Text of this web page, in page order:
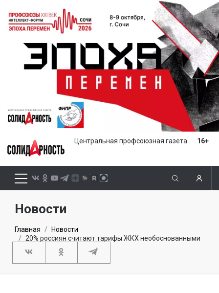
Центральная профсоюзная газета 16+
Новости
Главная
Новости
20% россиян считают тарифы ЖКХ необоснованными